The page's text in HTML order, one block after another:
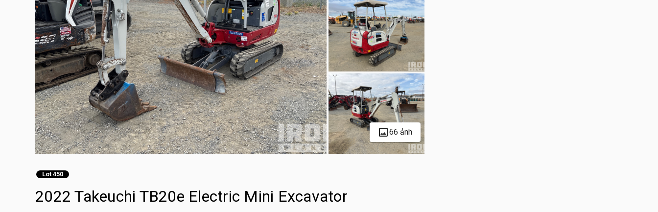
66 ảnh
Lot 450
2022 Takeuchi TB20e Electric Mini Excavator